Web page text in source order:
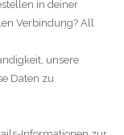
in deiner
Verbindung? All
unsere
Daten zu